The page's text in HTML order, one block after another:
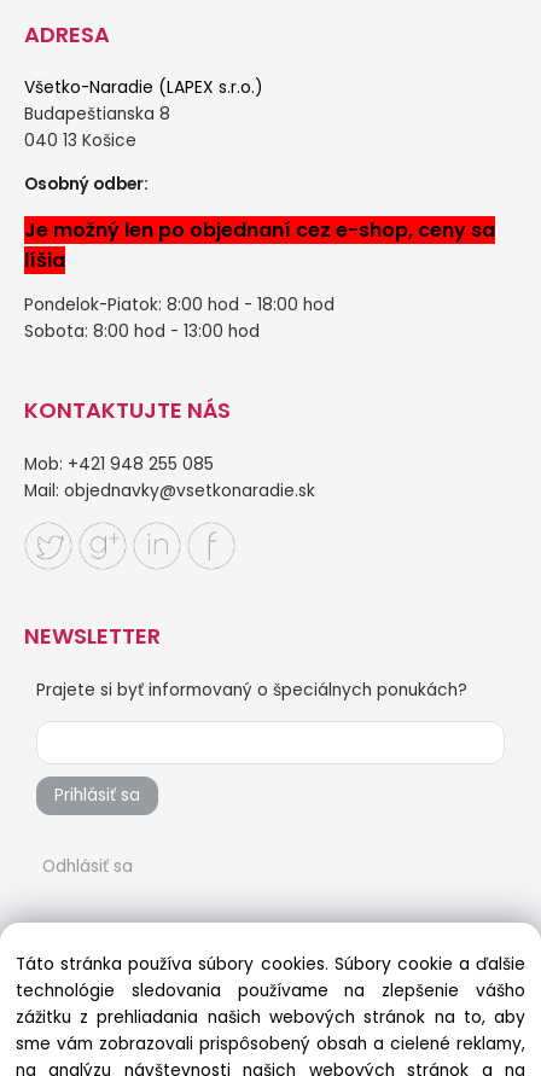
ADRESA
Všetko-Naradie (LAPEX s.r.o.)
Budapeštianska 8
040 13 Košice
Osobný odber:
Je možný len po objednaní cez e-shop, ceny sa
líšia
Pondelok-Piatok: 8:00 hod - 18:00 hod
Sobota: 8:00 hod - 13:00 hod
KONTAKTUJTE NÁS
Mob: +421 948 255 085
Mail: objednavky@vsetkonaradie.sk
NEWSLETTER
Prajete si byť informovaný o špeciálnych ponukách?
Prihlásiť sa
Odhlásiť sa
Táto stránka používa súbory cookies. Súbory cookie a ďalšie
technológie sledovania používame na zlepšenie vášho
zážitku z prehliadania našich webových stránok na to, aby
sme vám zobrazovali prispôsobený obsah a cielené reklamy,
na analýzu návštevnosti našich webových stránok a na